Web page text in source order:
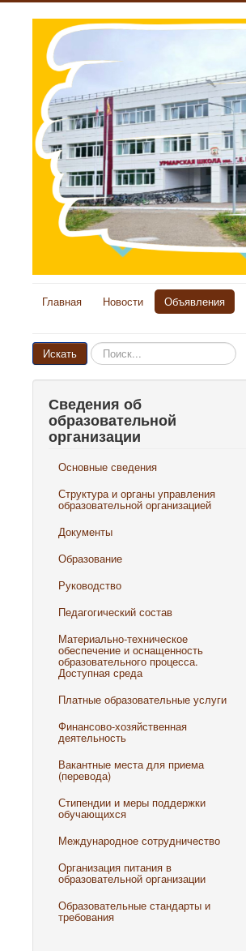
Главная Новости Объявления
Искать Искать...
Сведения об
образовательной
организации
Основные сведения
Структура и органы управления
образовательной организацией
Документы
Образование
Руководство
Педагогический состав
Материально-техническое
обеспечение и оснащенность
образовательного процесса.
Доступная среда
Платные образовательные услуги
Финансово-хозяйственная
деятельность
Вакантные места для приема
(перевода)
Стипендии и меры поддержки
обучающихся
Международное сотрудничество
Организация питания в
образовательной организации
Образовательные стандарты и
требования